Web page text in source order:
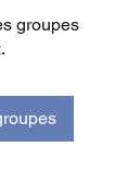
groupes